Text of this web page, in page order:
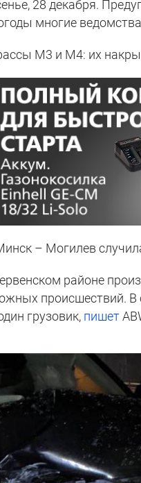
28 декабря.
многие
М3 и М4: их
– Могилев
районе
происшествий.
грузовик, пишет